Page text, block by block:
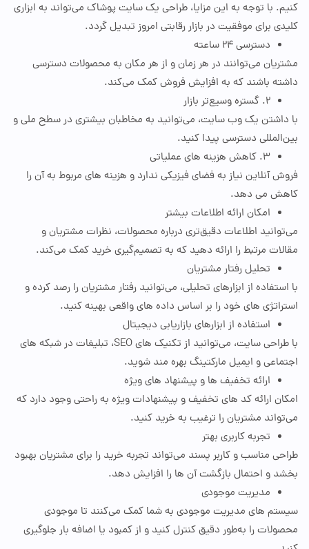
با توجه به این مزایا، طراحی یک سایت پوشاک می‌تواند به ابزاری
برای موفقیت در بازار رقابتی امروز تبدیل گردد.
دسترسی۲۴ساعته
می‌توانند در هر زمان و از هر مکان به محصولات دسترسی
باشند که به افزایش فروش کمک می‌کند.
گستره وسیع‌تر بازار
یک وب‌ سایت، می‌توانید به مخاطبان بیشتری در سطح ملی و
دسترسی پیدا کنید.
کاهش هزینه‌های عملیاتی
آنلاین نیاز به فضای فیزیکی ندارد و هزینه‌ های مربوط به آن را
میدهد.
امکان ارائه اطلاعات بیشتر
اطلاعات دقیق‌تری درباره محصولات، نظرات مشتریان و
مرتبط را ارائه دهید که به تصمیم‌گیری خرید کمک می‌کند.
تحلیل رفتار مشتریان
از ابزارهای تحلیلی، می‌توانید رفتار مشتریان را رصد کرده و
‌های خود را بر اساس داده‌های واقعی بهینه کنید.
استفاده از ابزارهای بازاریابی دیجیتال
سایت، می‌توانید از تکنیک ‌هایSEO، تبلیغات در شبکه‌های
و ایمیل مارکتینگ بهره‌ مند شوید.
ارائه تخفیف‌هاو پیشنهاد های ویژه
ارائه کد های تخفیف و پیشنهادات ویژه به راحتی وجود دارد که
مشتریان را ترغیب به خرید کنید.
تجربه کاربری بهتر
مناسب و کاربر پسند می‌تواند تجربه خرید را برای مشتریان بهبود
و احتمال بازگشت آن‌ ها را افزایش دهد.
مدیریت موجودی
های مدیریت موجودی به شما کمک می‌کنند تا موجودی
را به‌طور دقیق کنترل کنید و از کمبود یا اضافه ‌بار جلوگیری